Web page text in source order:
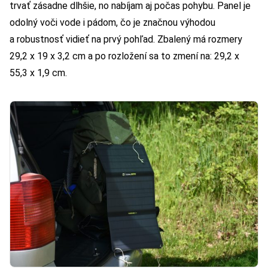
trvať zásadne dlhšie, no nabíjam aj počas pohybu. Panel je
odolný voči vode i pádom, čo je značnou výhodou
a robustnosť vidieť na prvý pohľad. Zbalený má rozmery
29,2 x 19 x 3,2 cm a po rozložení sa to zmení na: 29,2 x
55,3 x 1,9 cm.